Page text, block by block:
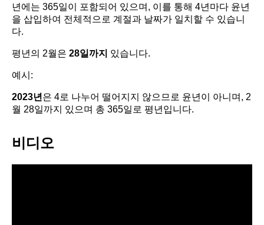
년에는 365일이 포함되어 있으며, 이를 통해 4년마다 윤년
을 삽입하여 전체적으로 계절과 날짜가 일치할 수 있습니
다.
평년의 2월은 28일까지 있습니다.
예시:
2023년 은 4로 나누어 떨어지지 않으므로 윤년이 아니며, 2
월 28일까지 있으며 총 365일로 평년입니다.
비디오